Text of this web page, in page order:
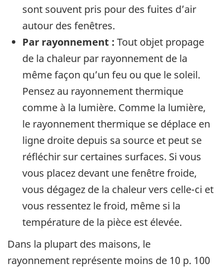
sont souvent pris pour des fuites d’air
autour des fenêtres.
Par rayonnement : Tout objet propage
de la chaleur par rayonnement de la
même façon qu’un feu ou que le soleil.
Pensez au rayonnement thermique
comme à la lumière. Comme la lumière,
le rayonnement thermique se déplace en
ligne droite depuis sa source et peut se
réfléchir sur certaines surfaces. Si vous
vous placez devant une fenêtre froide,
vous dégagez de la chaleur vers celle-ci et
vous ressentez le froid, même si la
température de la pièce est élevée.
Dans la plupart des maisons, le
rayonnement représente moins de 10 p. 100